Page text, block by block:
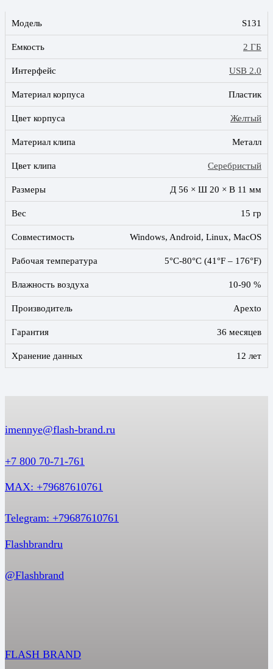
Модель S131
Емкость 2 ГБ
Интерфейс USB 2.0
Материал корпуса Пластик
Цвет корпуса Желтый
Материал клипа Металл
Цвет клипа Серебристый
Размеры Д 56 × Ш 20 × В 11 мм
Вес 15 гр
Совместимость Windows, Android, Linux, MacOS
Рабочая температура 5°C-80°C (41°F – 176°F)
Влажность воздуха 10-90 %
Производитель Apexto
Гарантия 36 месяцев
Хранение данных 12 лет
imennye@flash-brand.ru
+7 800 70-71-761
MAX: +79687610761
Telegram: +79687610761
Flashbrandru
@Flashbrand
FLASH BRAND